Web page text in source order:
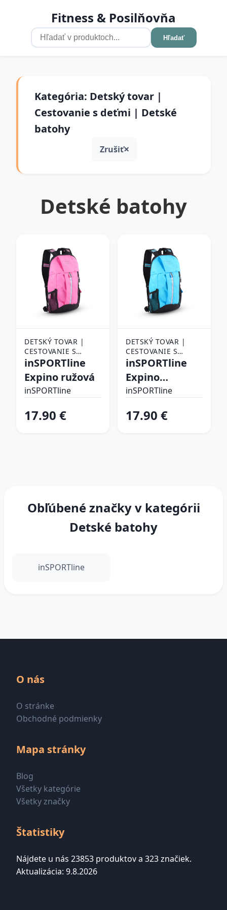
Fitness & Posilňovňa
Hľadať
Kategória: Detský tovar |
Cestovanie s deťmi | Detské
batohy
Zrušiť
Detské batohy
DETSKÝ TOVAR |
CESTOVANIE S
DEŤMI | DETSKÉ
inSPORTline
Expino ružová
inSPORTline
17.90 €
DETSKÝ TOVAR |
CESTOVANIE S
DEŤMI | DETSKÉ
inSPORTline
Expino
tyrkysová
inSPORTline
17.90 €
Obľúbené značky v kategórii
Detské batohy
inSPORTline
O nás
O stránke
Obchodné podmienky
Mapa stránky
Blog
Všetky kategórie
Všetky značky
Štatistiky
Nájdete u nás 23853 produktov a 323 značiek.
Aktualizácia: 9.8.2026